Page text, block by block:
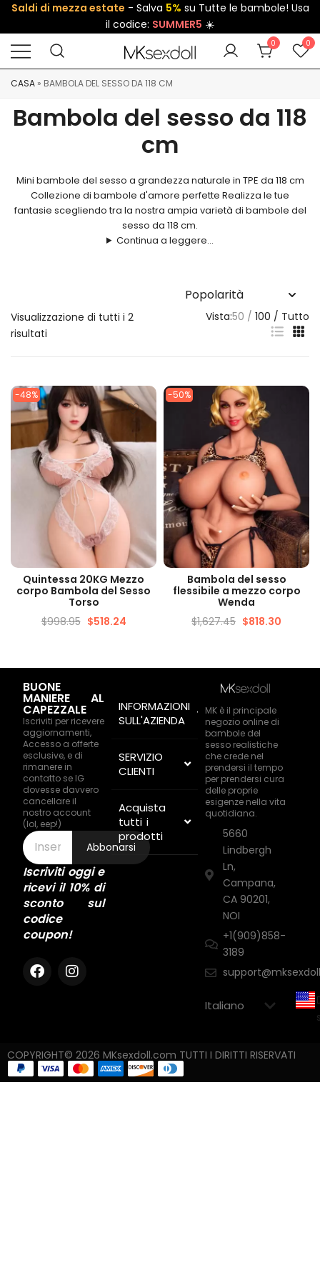
Saldi di mezza estate - Salva 5% su Tutte le bambole! Usa
il codice: SUMMER5 ☀️
0 0
CASA » BAMBOLA DEL SESSO DA 118 CM
Bambola del sesso da 118
cm
Mini bambole del sesso a grandezza naturale in TPE da 118 cm
Collezione di bambole d'amore perfette Realizza le tue
fantasie scegliendo tra la nostra ampia varietà di bambole del
sesso da 118 cm.
Continua a leggere...
Visualizzazione di tutti i 2
risultati
Vista:50 100 Tutto
-48%
VISUALIZZAZIONE
VELOCE
Quintessa 20KG Mezzo
corpo Bambola del Sesso
Torso
$998.95 $518.24
-50%
VISUALIZZAZIONE
VELOCE
Bambola del sesso
flessibile a mezzo corpo
Wenda
$1,627.45 $818.30
BUONE
MANIERE AL
CAPEZZALE
Iscriviti per ricevere
aggiornamenti,
Accesso a offerte
esclusive, e di
rimanere in
contatto se IG
dovesse davvero
cancellare il
nostro account
(lol, eep!)
Abbonarsi
Iscriviti oggi e
ricevi il 10% di
sconto sul
codice
coupon!
INFORMAZIONI
SULL'AZIENDA
SERVIZIO
CLIENTI
Acquista
tutti i
prodotti
MK è il principale
negozio online di
bambole del
sesso realistiche
che crede nel
prendersi il tempo
per prendersi cura
delle proprie
esigenze nella vita
quotidiana.
5660
Lindbergh
Ln,
Campana,
CA 90201,
NOI
+1(909)858-
3189
COPYRIGHT© 2026 MKsexdoll.com TUTTI I DIRITTI RISERVATI